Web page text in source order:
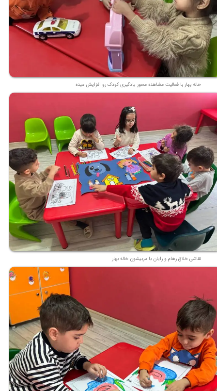
خاله بهار با فعالیت مشاهده محور یادگیری کودک رو افزایش میده
نقاشی خلاق رهام و رایان با مربیشون خاله بهار